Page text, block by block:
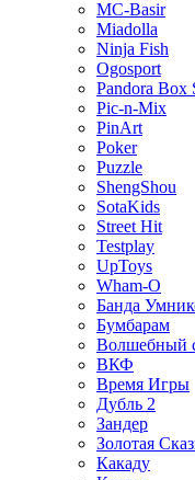
MC-Basir
Miadolla
Ninja Fish
Ogosport
Pandora Box
Pic-n-Mix
PinArt
Poker
Puzzle
ShengShou
SotaKids
Street Hit
Testplay
UpToys
Wham-O
Банда
Бумбарам
Волшебный
ВКФ
Время Игры
Дубль 2
Зандер
Золотая
Какаду